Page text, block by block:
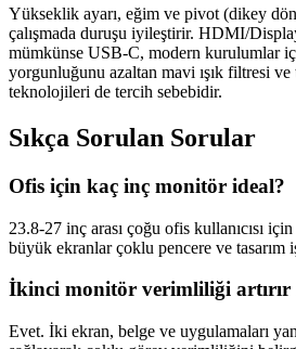
Yükseklik ayarı, eğim ve pivot (dikey
çalışmada duruşu iyileştirir. HDMI/
mümkünse USB-C, modern kurulumlar
yorgunluğunu azaltan mavi ışık filtresi
teknolojileri de tercih sebebidir.
Sıkça Sorulan Sorular
Ofis için kaç inç monitör ideal?
23.8-27 inç arası çoğu ofis kullanıcısı
büyük ekranlar çoklu pencere ve tasarım
İkinci monitör verimliliği artırır
Evet. İki ekran, belge ve uygulamaları